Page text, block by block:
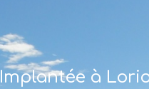
Implantée à